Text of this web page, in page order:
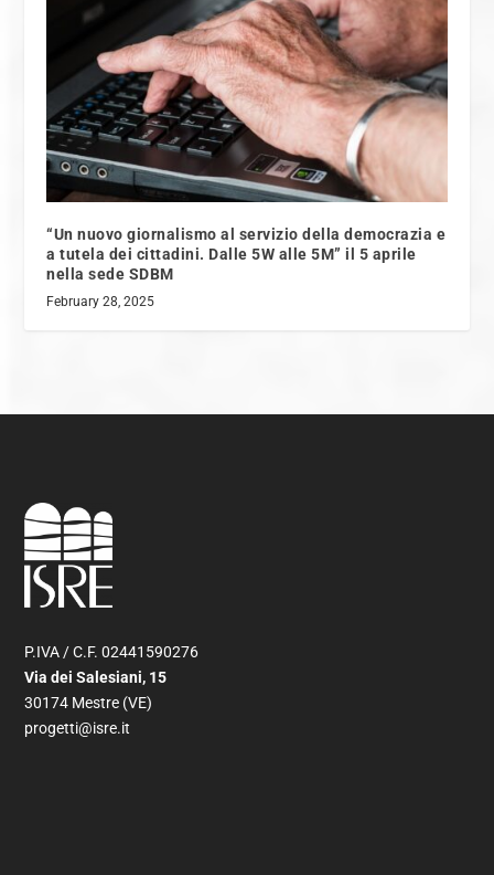
“Un nuovo giornalismo al servizio della democrazia e
a tutela dei cittadini. Dalle 5W alle 5M” il 5 aprile
nella sede SDBM
February 28, 2025
P.IVA / C.F. 02441590276
Via dei Salesiani, 15
30174 Mestre (VE)
progetti@isre.it